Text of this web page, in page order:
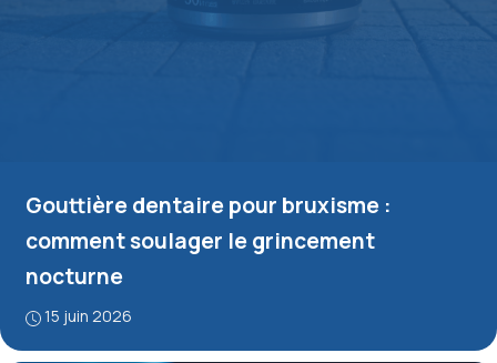
Gouttière dentaire pour bruxisme :
comment soulager le grincement
nocturne
15 juin 2026